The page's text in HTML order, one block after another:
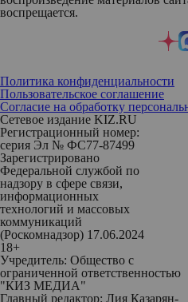
воспрещается.
Политика конфиденциальности
Пользовательское соглашение
Согласие на обработку
Сетевое издание KIZ.RU
Регистрационный номер:
серия Эл № ФС77-87499
Зарегистрировано
Федеральной службой по
надзору в сфере связи,
информационных
технологий и массовых
коммуникаций
(Роскомнадзор) 17.06.2024
18+
Учредитель: Общество с
ограниченной ответственностью
"КИЗ МЕДИА"
Главный редактор: Лия Казарян-